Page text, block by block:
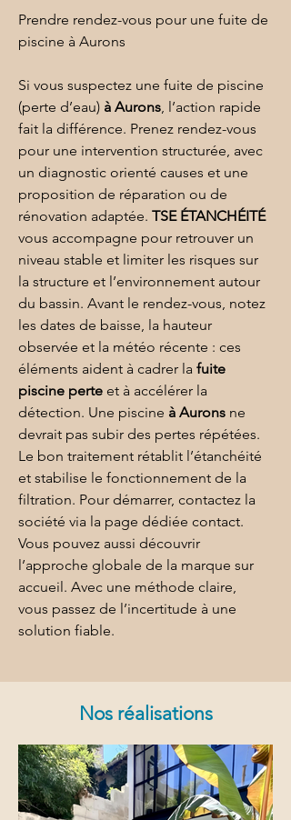
Prendre rendez-vous pour une fuite de
piscine à Aurons
Si vous suspectez une fuite de piscine
(perte d’eau) à Aurons, l’action rapide
fait la différence. Prenez rendez-vous
pour une intervention structurée, avec
un diagnostic orienté causes et une
proposition de réparation ou de
rénovation adaptée. TSE ÉTANCHÉITÉ
vous accompagne pour retrouver un
niveau stable et limiter les risques sur
la structure et l’environnement autour
du bassin. Avant le rendez-vous, notez
les dates de baisse, la hauteur
observée et la météo récente : ces
éléments aident à cadrer la fuite
piscine perte et à accélérer la
détection. Une piscine à Aurons ne
devrait pas subir des pertes répétées.
Le bon traitement rétablit l’étanchéité
et stabilise le fonctionnement de la
filtration. Pour démarrer, contactez la
société via la page dédiée contact.
Vous pouvez aussi découvrir
l’approche globale de la marque sur
accueil. Avec une méthode claire,
vous passez de l’incertitude à une
solution fiable.
Nos réalisations